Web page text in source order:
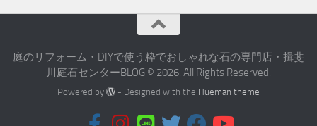
庭のリフォーム・DIYで使う粋でおしゃれな石の専門店・揖斐
川庭石センターBLOG © 2026. All Rights Reserved.
Powered by - Designed with the Hueman theme